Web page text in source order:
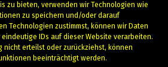
zu bieten, verwenden wir Technologien wie
zu speichern und/oder darauf
Technologien zustimmst, können wir Daten
IDs auf dieser Website verarbeiten.
nicht erteilst oder zurückziehst, können
beeinträchtigt werden.